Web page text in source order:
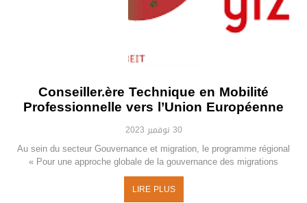
Conseiller.ère Technique en Mobilité
Professionnelle vers l’Union Européenne
30 نوفمبر 2023
Au sein du secteur Gouvernance et migration, le programme régional
« Pour une approche globale de la gouvernance des migrations
LIRE PLUS